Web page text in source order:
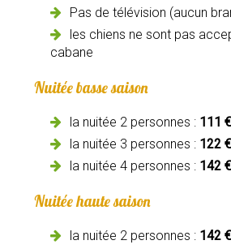
Pas de télévision (aucun
les chiens ne sont pas
cabane
Nuitée basse saison
la nuitée 2 personnes : 111 €
la nuitée 3 personnes : 122 €
la nuitée 4 personnes : 142 €
Nuitée haute saison
la nuitée 2 personnes : 142 €